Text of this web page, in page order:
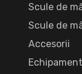
Scule de
Scule de
Accesorii